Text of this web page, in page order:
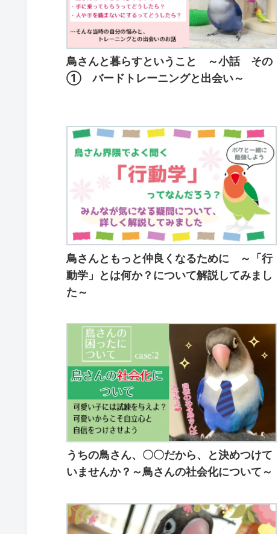
鳥さんと暮らすということ ～小話 その
① バードトレーニングと出会い～
鳥さんともっと仲良くなるために ～「行
動学」とは何か？について解説してみまし
た～
うちの鳥さん、〇〇だから、と決めつけて
いませんか？～鳥さんの社会化について～